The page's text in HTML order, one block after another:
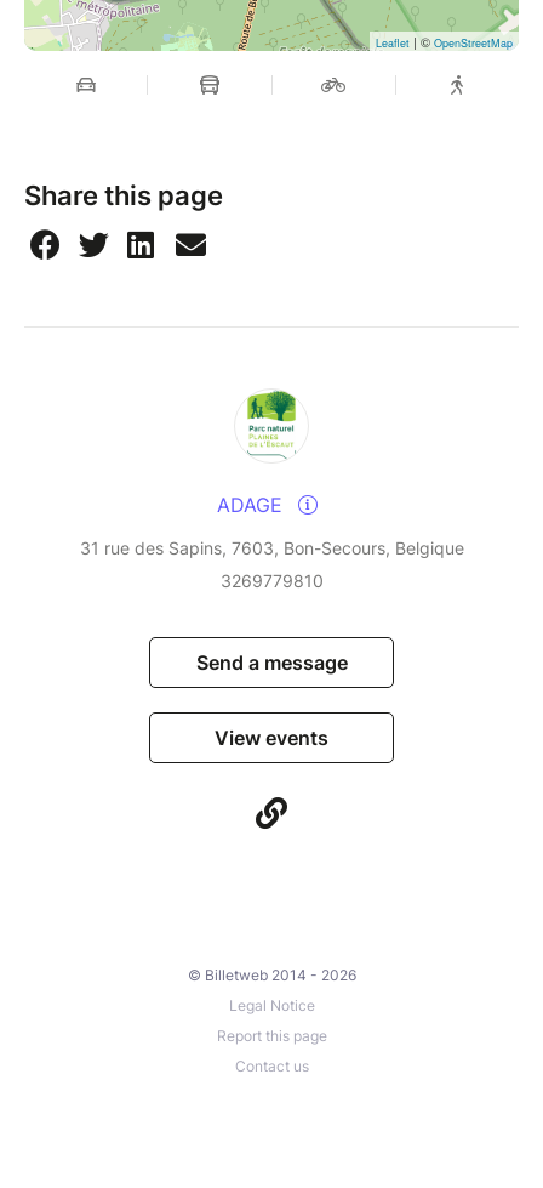
Leaflet | © OpenStreetMap
Share this page
ADAGE
31 rue des Sapins, 7603, Bon-Secours, Belgique
3269779810
Send a message
View events
© Billetweb 2014 - 2026
Legal Notice
Report this page
Contact us